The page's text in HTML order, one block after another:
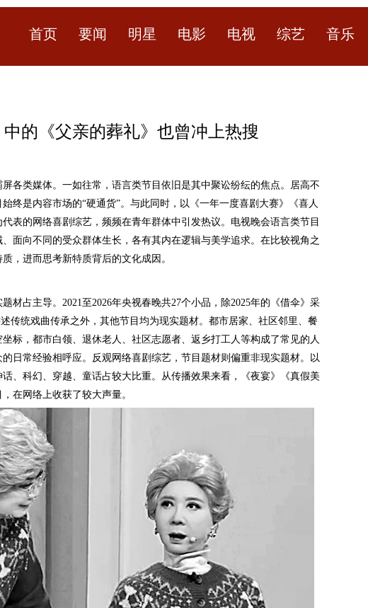
首页 要闻 明星 电影 电视 综艺 音乐
中的《父亲的葬礼》也曾冲上热搜
类媒体。一如往常，语言类节目依旧是其中聚讼纷纭的焦点。居高不
终是内容市场的“硬通货”。与此同时，以《一年一度喜剧大赛》《喜人
表的网络喜剧综艺，频频在青年群体中引发热议。电视晚会语言类节目
面向不同的受众群体生长，各有其内在逻辑与美学追求。在比较视角之
，进而思考新特质背后的文化成因。
占主导。2021至2026年央视春晚共27个小品，除2025年的《借伞》采
传统戏曲传承之外，其他节目均为现实题材。都市居家、社区邻里、餐
标，都市白领、退休老人、社区志愿者、返乡打工人等构成了常见的人
日常经验相呼应。反观网络喜剧综艺，节目题材则偏重非现实题材。以
话、科幻、穿越、童话占较大比重。从传播效果来看，《夜宴》《真假美
在网络上收获了较大声量。